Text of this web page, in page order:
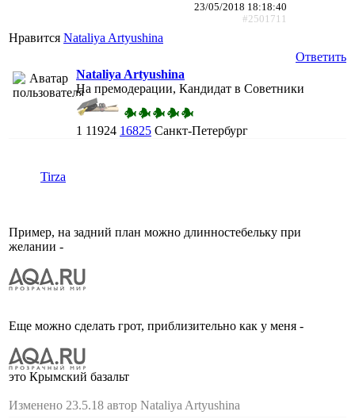
23/05/2018 18:18:40
#2501711
Нравится Nataliya Artyushina
Ответить
Nataliya Artyushina
На премодерации, Кандидат в Советники
1 11924 16825 Санкт-Петербург
Tirza
Пример, на задний план можно длинностебельку при
желании -
Еще можно сделать грот, приблизительно как у меня -
это Крымский базальт
Изменено 23.5.18 автор Nataliya Artyushina